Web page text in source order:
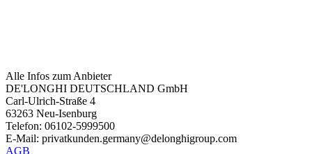
Alle Infos zum Anbieter
DE'LONGHI DEUTSCHLAND GmbH
Carl-Ulrich-Straße 4
63263 Neu-Isenburg
Telefon: 06102-5999500
E-Mail: privatkunden.germany@delonghigroup.com
AGB